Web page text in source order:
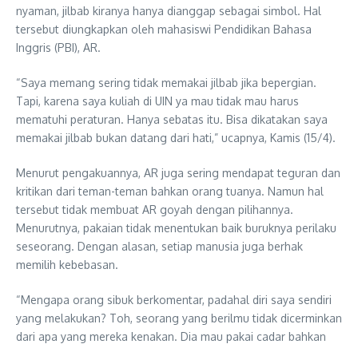
nyaman, jilbab kiranya hanya dianggap sebagai simbol. Hal
tersebut diungkapkan oleh mahasiswi Pendidikan Bahasa
Inggris (PBI), AR.
“Saya memang sering tidak memakai jilbab jika bepergian.
Tapi, karena saya kuliah di UIN ya mau tidak mau harus
mematuhi peraturan. Hanya sebatas itu. Bisa dikatakan saya
memakai jilbab bukan datang dari hati,” ucapnya, Kamis (15/4).
Menurut pengakuannya, AR juga sering mendapat teguran dan
kritikan dari teman-teman bahkan orang tuanya. Namun hal
tersebut tidak membuat AR goyah dengan pilihannya.
Menurutnya, pakaian tidak menentukan baik buruknya perilaku
seseorang. Dengan alasan, setiap manusia juga berhak
memilih kebebasan.
“Mengapa orang sibuk berkomentar, padahal diri saya sendiri
yang melakukan? Toh, seorang yang berilmu tidak dicerminkan
dari apa yang mereka kenakan. Dia mau pakai cadar bahkan